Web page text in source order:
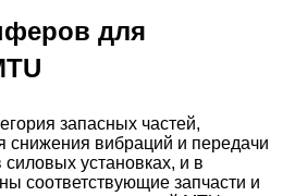
для
запасных частей,
снижения вибраций и передачи
установках, и в
соответствующие запчасти и